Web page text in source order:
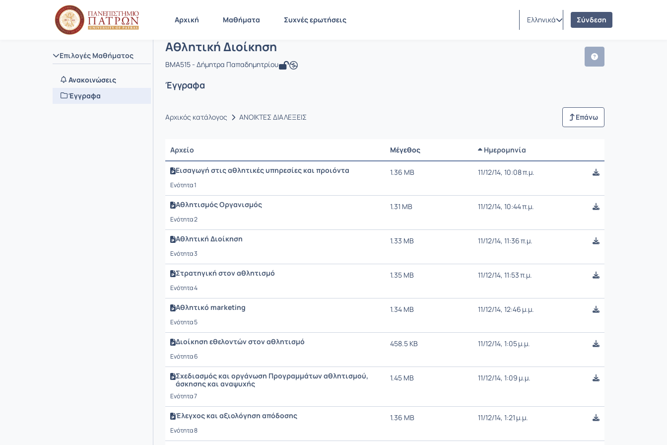
Αρχική Μαθήματα Συχνές ερωτήσεις Ελληνικά Σύνδεση
Επιλογές Μαθήματος
Ανακοινώσεις
Έγγραφα
Αρχική Σελίδα Αθλητική Διοίκηση Έγγραφα
Μάθημα : Αθλητική Διοίκηση
Κωδικός : BMA515
Αθλητική Διοίκηση
BMA515 - Δήμητρα Παπαδημητρίου
Έγγραφα
Αρχικός κατάλογος ΑΝΟΙΚΤΕΣ ΔΙΑΛΕΞΕΙΣ Επάνω
Αρχείο Μέγεθος Ημερομηνία
Εισαγωγή στις αθλητικές υπηρεσίες και προιόντα
Ενότητα 1
1.36 MB 11/12/14, 10:08 π.μ.
Αθλητισμός Οργανισμός
Ενότητα 2
1.31 MB 11/12/14, 10:44 π.μ.
Αθλητική Διοίκηση
Ενότητα 3
1.33 MB 11/12/14, 11:36 π.μ.
Στρατηγική στον αθλητισμό
Ενότητα 4
1.35 MB 11/12/14, 11:53 π.μ.
Αθλητικό marketing
Ενότητα 5
1.34 MB 11/12/14, 12:46 μ.μ.
Διοίκηση εθελοντών στον αθλητισμό
Ενότητα 6
458.5 KB 11/12/14, 1:05 μ.μ.
Σχεδιασμός και οργάνωση Προγραμμάτων αθλητισμού,
άσκησης και αναψυχής
Ενότητα 7
1.45 MB 11/12/14, 1:09 μ.μ.
Έλεγχος και αξιολόγηση απόδοσης
Ενότητα 8
1.36 MB 11/12/14, 1:21 μ.μ.